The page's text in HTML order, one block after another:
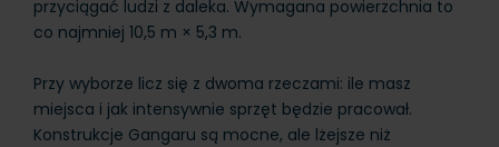
przyciągać ludzi z daleka. Wymagana powierzchnia to
co najmniej 10,5 m × 5,3 m.
Przy wyborze licz się z dwoma rzeczami: ile masz
miejsca i jak intensywnie sprzęt będzie pracował.
Konstrukcje Gangaru są mocne, ale lżejsze niż